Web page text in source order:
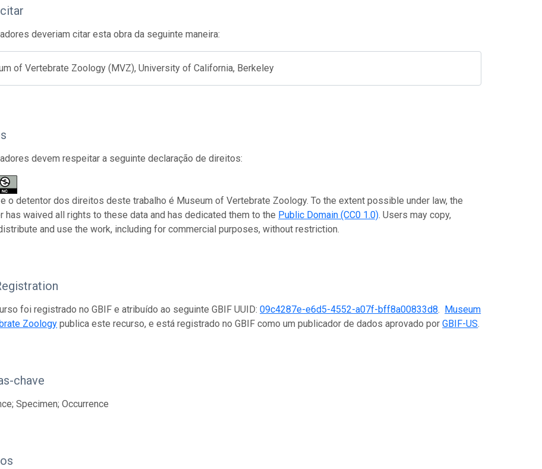
deveriam citar esta obra da seguinte maneira:
of Vertebrate Zoology (MVZ), University of California, Berkeley
devem respeitar a seguinte declaração de direitos:
o detentor dos direitos deste trabalho é Museum of Vertebrate Zoology. To the extent possible under law, the
has waived all rights to these data and has dedicated them to the Public Domain (CC0 1.0). Users may copy,
and use the work, including for commercial purposes, without restriction.
foi registrado no GBIF e atribuído ao seguinte GBIF UUID:09c4287e-e6d5-4552-a07f-bff8a00833d8.
Museum
Zoology publica este recurso, e está registrado no GBIF como um publicador de dados aprovado porGBIF-US.
chave
Specimen; Occurrence